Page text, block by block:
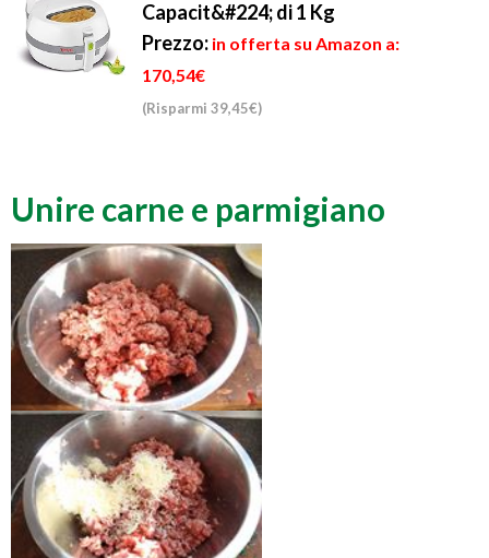
Capacit&#224; di 1 Kg
Prezzo: in offerta su Amazon a:
170,54€
(Risparmi 39,45€)
Unire carne e parmigiano